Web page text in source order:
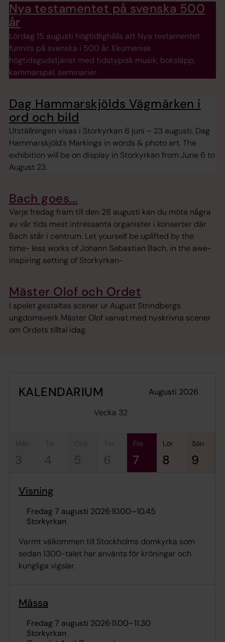
Nya testamentet på svenska 500
år
Lördag 15 augusti högtidlighålls att Nya testamentet
funnits på svenska i 500 år. Ekumenisk
högtidsgudstjänst med tidstypisk musik, boksläpp,
kammarspel, seminarier.
Dag Hammarskjölds Vägmärken i
ord och bild
Utställningen visas i Storkyrkan 6 juni – 23 augusti. Dag
Hammarskjöld's Markings in words & photo art. The
exhibition will be on display in Storkyrkan from June 6 to
August 23.
Bach goes...
Varje fredag fram till den 28 augusti kan du möta några
av vår tids mest intressanta organister i konserter där
Bach står i centrum. Let yourself be uplifted by the
time- less works of Johann Sebastian Bach, in the awe-
inspiring setting of Storkyrkan-
Mäster Olof och Ordet
I spelet gestaltas scener ur August Strindbergs
ungdomsverk Mäster Olof varvat med nyskrivna scener
om Ordets tilltal idag.
KALENDARIUM
augusti 2026
Vecka 32
tis
4
tor
6
fre
7
lör
8
sön
9
Visning
fredag 7 augusti 2026·10.00–10.45
Storkyrkan
Varmt välkommen till Stockholms domkyrka som
sedan 1300-talet har använts för kröningar och
kungliga vigslar.
Mässa
fredag 7 augusti 2026·11.00–11.30
Storkyrkan